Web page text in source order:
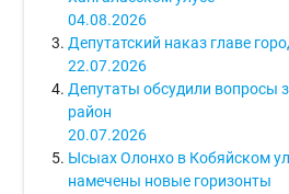
04.08.2026
Депутатский наказ главе
22.07.2026
Депутаты обсудили вопросы
район
20.07.2026
Ысыах Олонхо в Кобяйском
намечены новые горизонты